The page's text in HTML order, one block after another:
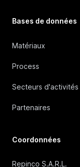
Bases de données
Matériaux
Process
Secteurs d'activités
Partenaires
Coordonnées
Repinco S.A.R.L.